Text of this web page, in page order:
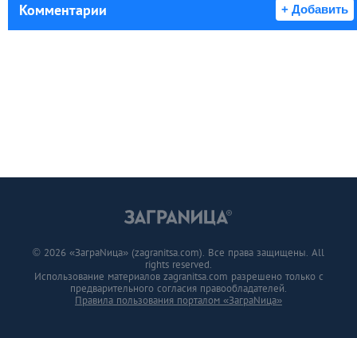
Комментарии + Добавить
© 2026 «ЗаграNица» (zagranitsa.com). Все права защищены. All
rights reserved.
Использование материалов zagranitsa.com разрешено только с
предварительного согласия правообладателей.
Правила пользования порталом «ЗаграNица»